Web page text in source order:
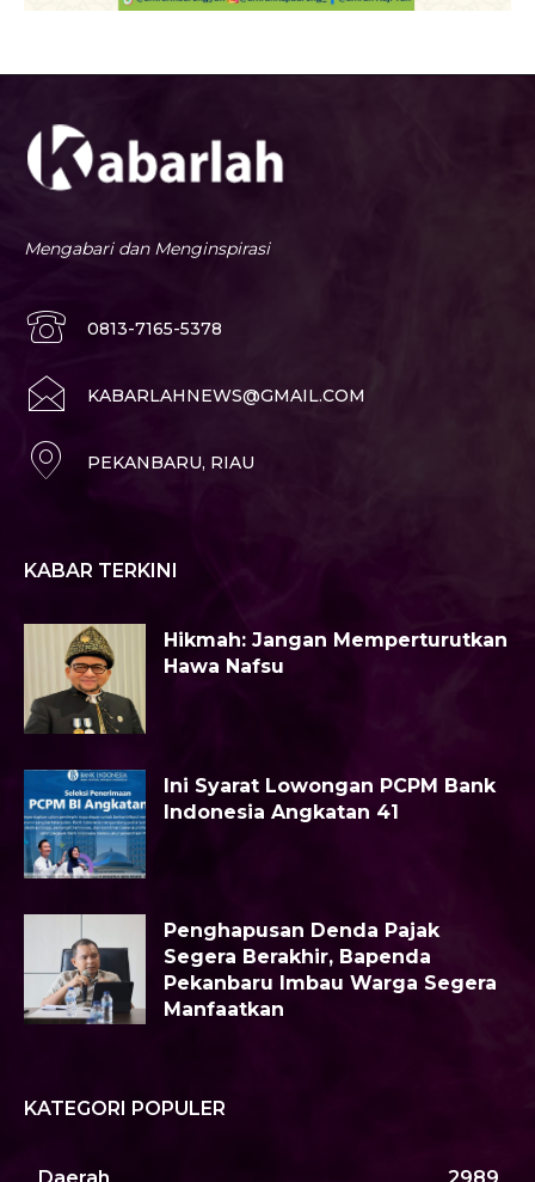
Mengabari dan Menginspirasi
0813-7165-5378
KABARLAHNEWS@GMAIL.COM
PEKANBARU, RIAU
KABAR TERKINI
Hikmah: Jangan Memperturutkan
Hawa Nafsu
Ini Syarat Lowongan PCPM Bank
Indonesia Angkatan 41
Penghapusan Denda Pajak
Segera Berakhir, Bapenda
Pekanbaru Imbau Warga Segera
Manfaatkan
KATEGORI POPULER